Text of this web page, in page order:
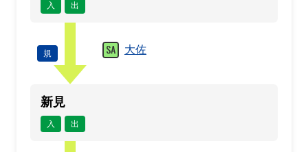
入 出
規 大佐
新見
入 出